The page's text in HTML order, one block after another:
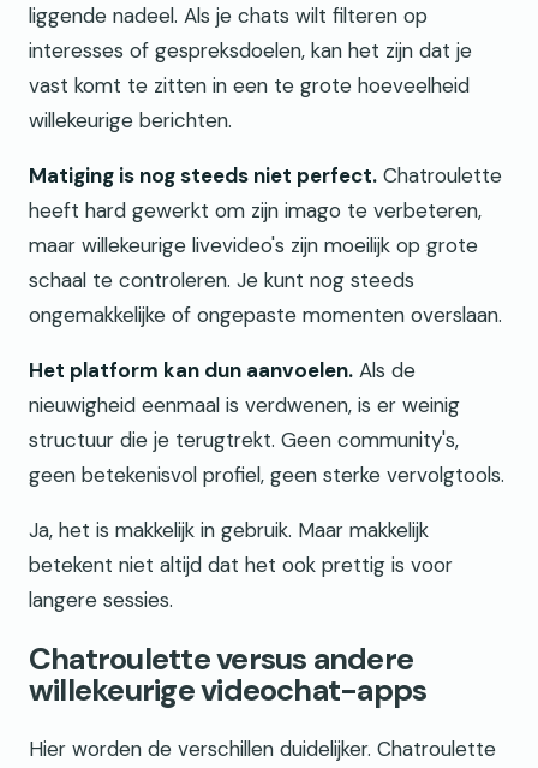
liggende nadeel. Als je chats wilt filteren op
interesses of gespreksdoelen, kan het zijn dat je
vast komt te zitten in een te grote hoeveelheid
willekeurige berichten.
Matiging is nog steeds niet perfect. Chatroulette
heeft hard gewerkt om zijn imago te verbeteren,
maar willekeurige livevideo's zijn moeilijk op grote
schaal te controleren. Je kunt nog steeds
ongemakkelijke of ongepaste momenten overslaan.
Het platform kan dun aanvoelen. Als de
nieuwigheid eenmaal is verdwenen, is er weinig
structuur die je terugtrekt. Geen community's,
geen betekenisvol profiel, geen sterke vervolgtools.
Ja, het is makkelijk in gebruik. Maar makkelijk
betekent niet altijd dat het ook prettig is voor
langere sessies.
Chatroulette versus andere
willekeurige videochat-apps
Hier worden de verschillen duidelijker. Chatroulette